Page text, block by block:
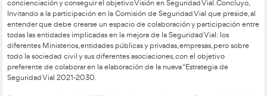
Germán Ruipérez, Catedrático de la UNED y director de
eLearning, coordinó el evento y recogió las opiniones de los
que fueran contestadas por los diferentes ponentes, a los
sus intervenciones.